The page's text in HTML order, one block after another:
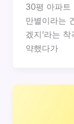
30평 아파트
만별이라는
겠지’라는
약했다가